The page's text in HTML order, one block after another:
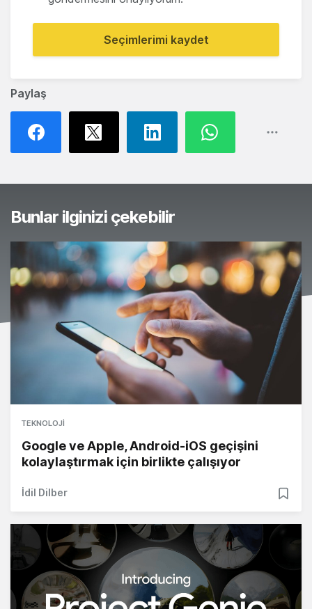
Paylaş
Seçimlerimi kaydet
Bunlar ilginizi çekebilir
TEKNOLOJI
Google ve Apple, Android-iOS geçişini
kolaylaştırmak için birlikte çalışıyor
İdil Dilber